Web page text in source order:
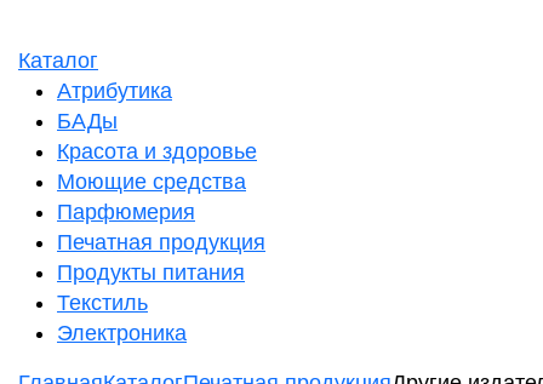
Каталог
Атрибутика
БАДы
Красота и здоровье
Моющие средства
Парфюмерия
Печатная продукция
Продукты питания
Текстиль
Электроника